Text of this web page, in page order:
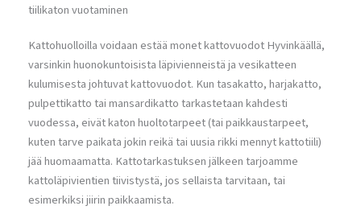
tiilikaton vuotaminen
Kattohuolloilla voidaan estää monet kattovuodot Hyvinkäällä,
varsinkin huonokuntoisista läpivienneistä ja vesikatteen
kulumisesta johtuvat kattovuodot. Kun tasakatto, harjakatto,
pulpettikatto tai mansardikatto tarkastetaan kahdesti
vuodessa, eivät katon huoltotarpeet (tai paikkaustarpeet,
kuten tarve paikata jokin reikä tai uusia rikki mennyt kattotiili)
jää huomaamatta. Kattotarkastuksen jälkeen tarjoamme
kattoläpivientien tiivistystä, jos sellaista tarvitaan, tai
esimerkiksi jiirin paikkaamista.